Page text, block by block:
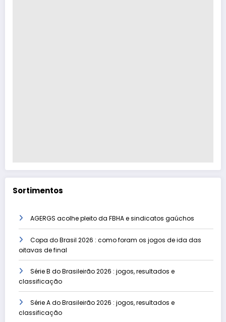
Sortimentos
AGERGS acolhe pleito da FBHA e sindicatos gaúchos
Copa do Brasil 2026 : como foram os jogos de ida das
oitavas de final
Série B do Brasileirão 2026 : jogos, resultados e
classificação
Série A do Brasileirão 2026 : jogos, resultados e
classificação